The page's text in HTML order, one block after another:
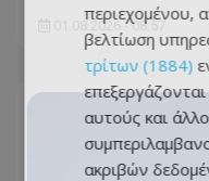
01.08.2026 - 08:57
περιεχομένου,
βελτίωση
τρίτων (1884)
αυτούς και
ακριβών